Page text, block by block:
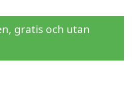
gratis och utan